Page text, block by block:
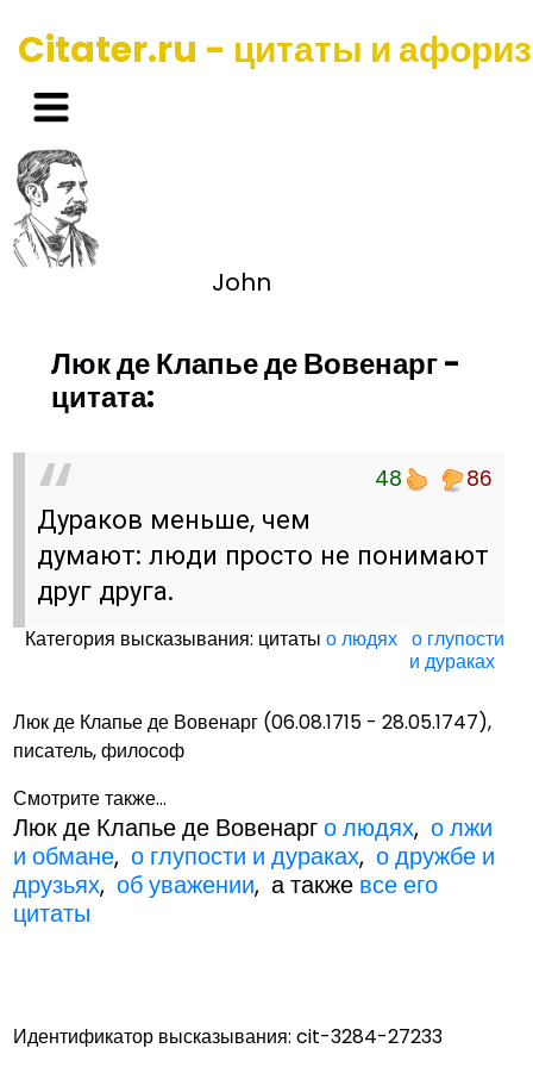
Citater.ru - цитаты и
John
Люк де Клапье де Вовенарг -
цитата:
48 86
Дураков меньше, чем
думают: люди просто не понимают
друг друга.
Категория высказывания: цитатыо людях о глупости
и дураках
Люк де Клапье де Вовенарг (06.08.1715 - 28.05.1747),
писатель, философ
Смотрите также...
Люк де Клапье де Вовенарго людях,о лжи
и обмане,о глупости и дураках,о дружбе и
друзьях,об уважении, а также все его
цитаты
Идентификатор высказывания: cit-3284-27233